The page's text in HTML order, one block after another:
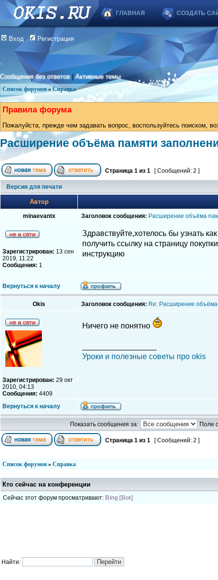
ГЛАВНАЯ СОЗДАТЬ
Вход Регистрация
Сообщения без ответов |Активные темы
Список форумов » Справка
Правила форума
Пожалуйста, прежде чем задавать вопрос, воспользуйтесь поиском,
Расширение объёма памяти
Страница 1 из 1 [ Сообщений: 2 ]
Версия для печати
Автор
minaevantx Заголовок сообщения: Расширение объёма
Зарегистрирован: 13 сен
2019, 11:22
Сообщения: 1
Здравствуйте,хотелось бы узнать
получить ссылку на страницу
инструкцию
Вернуться к началу
Okis Заголовок сообщения: Re: Расширение
Зарегистрирован: 29 окт
2010, 04:13
Сообщения: 4409
Ничего не понятно
Уроки и полезные советы про okis
Вернуться к началу
Показать сообщения за: Поле
Страница 1 из 1 [ Сообщений: 2 ]
Список форумов » Справка
Кто сейчас на конференции
Сейчас этот форум просматривают: Bing [Bot]
Найти: